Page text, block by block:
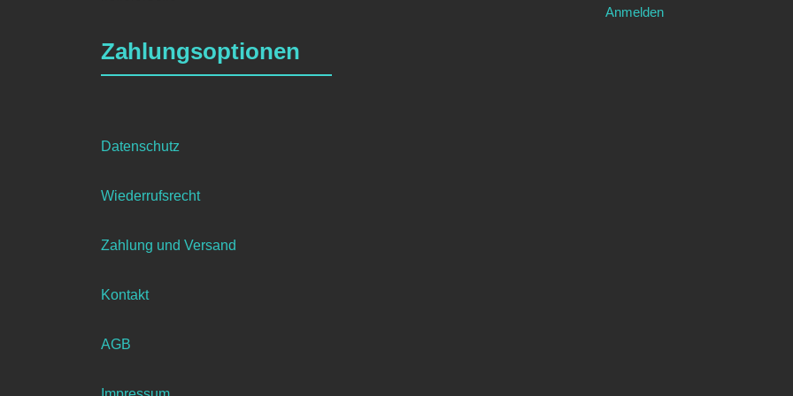
können
auf
Zahlungsoptionen
Datenschutz
Wiederrufsrecht
Zahlung und Versand
Kontakt
AGB
Anmelden